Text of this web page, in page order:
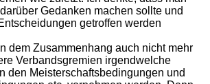
Gedanken machen sollte und
getroffen werden
dem Zusammenhang auch nicht mehr
Verbandsgremien irgendwelche
den Meisterschaftsbedingungen und